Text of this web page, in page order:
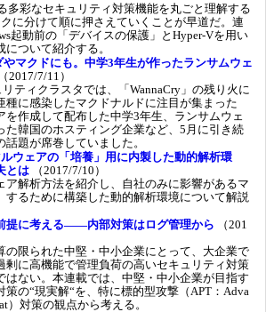
多彩なセキュリティ対策機能を丸ごと理解する
に分けて順に押さえていくことが早道だ。連
起動前の「デバイスの保護」とHyper-Vを用い
ついて紹介する。
マクドにも。中学3年生が作ったランサムウェ
（2017/7/11）
ティクラスタでは、「WannaCry」の残り火に
種に感染したマクドナルドに注目が集まった
を作成して配布した中学3年生、ランサムウェ
た韓国のホスティング企業など、5月に引き続
話題が席巻していました。
ウェアの「培養」用に内製した動的解析環
とは （2017/7/10）
解析方法を紹介し、自社のみに影響があるマ
するために構築した動的解析環境について解説
提に考える――内部対策はログ管理から （201
の限られた中堅・中小企業にとって、大企業で
剰に高機能で管理負荷の高いセキュリティ対策
はない。本連載では、中堅・中小企業が目指す
策の“現実解“を、特に標的型攻撃（APT：Adva
）対策の観点から考える。